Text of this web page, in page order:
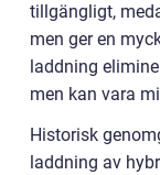
tillgängligt,
men ger en
laddning
men kan vara
Historisk
laddning av